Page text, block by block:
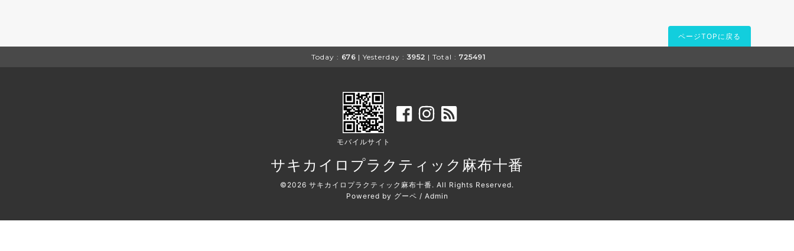
ページTOPに戻る
Today : 676 | Yesterday : 3952 | Total : 725491
モバイルサイト
サキカイロプラクティック麻布十番
©2026 サキカイロプラクティック麻布十番 . All Rights Reserved.
Powered by グーペ / Admin